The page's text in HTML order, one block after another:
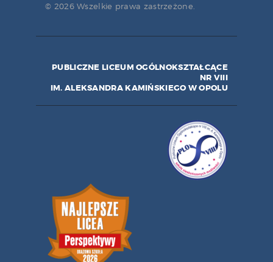
© 2026 Wszelkie prawa zastrzeżone.
PUBLICZNE LICEUM OGÓLNOKSZTAŁCĄCE
NR VIII
IM. ALEKSANDRA KAMIŃSKIEGO W OPOLU